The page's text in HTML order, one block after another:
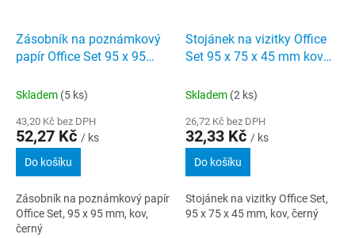
Zásobník na poznámkový
papír Office Set 95 x 95
Skladem (5 ks)
43,20 Kč bez DPH
52,27 Kč / ks
Do košíku
Zásobník na poznámkový papír
Office Set, 95 x 95 mm, kov,
černý
Stojánek na vizitky Office
Set 95 x 75 x 45 mm kov
Skladem (2 ks)
26,72 Kč bez DPH
32,33 Kč / ks
Do košíku
Stojánek na vizitky Office Set,
95 x 75 x 45 mm, kov, černý